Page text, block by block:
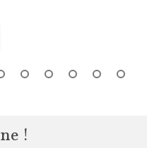
!